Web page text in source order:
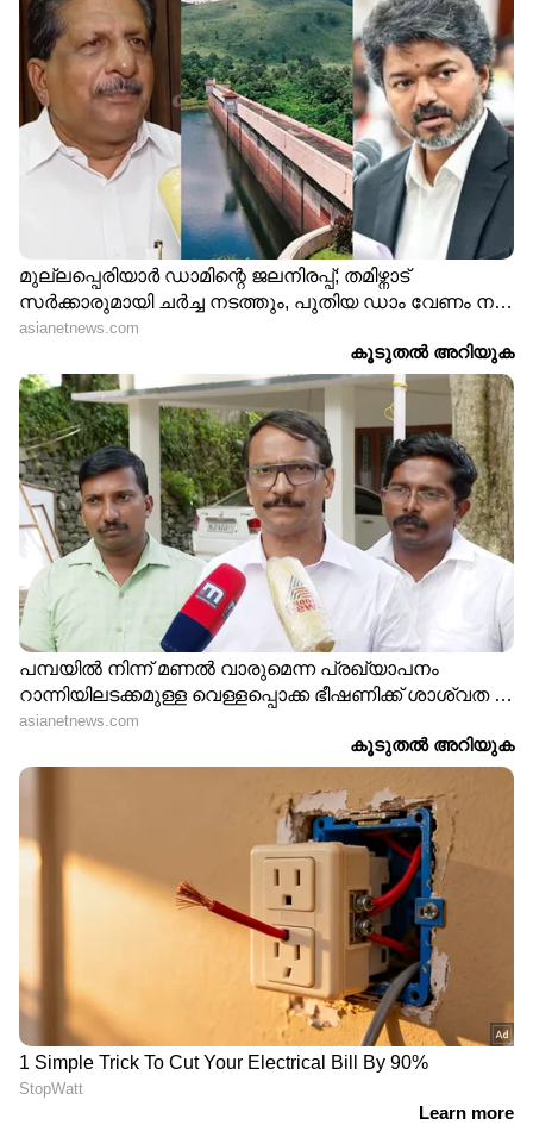
RECOMMENDED STORIES
പട്രോളിംഗ്
നടത്തുന്നതിനിടെ പൊലീസ്
മണൽപ്പരപ്പിൽ പരതി
പിടിച്ചെടുത്തത്
മയക്കുമരുന്ന്
രഹസ്യാന്വേഷണ
വിവരം, മകനെ മറയാക്കി
മയക്കുമരുന്ന് കടത്ത്;
കുവൈത്തിൽ 48കാരൻ
പിടിയിൽ
ഹജ്ജ് കർമ്മത്തിനെത്തിയ
രണ്ട് മലയാളി തീർഥാടകർ
മദീനയിൽ നിര്യാതരായി
രൂപയ്ക്ക് റെക്കോർഡ്
തകർച്ച; പ്രവാസികൾക്ക്
സുവർണ്ണാവസരമോ?
മുന്നേറി ഗൾഫ്